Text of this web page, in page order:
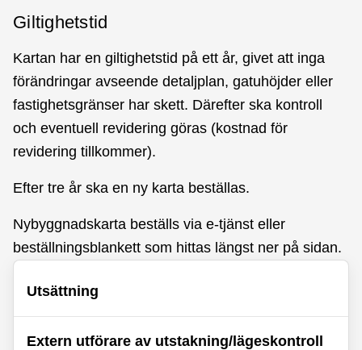
Giltighetstid
Kartan har en giltighetstid på ett år, givet att inga
förändringar avseende detaljplan, gatuhöjder eller
fastighetsgränser har skett. Därefter ska kontroll
och eventuell revidering göras (kostnad för
revidering tillkommer).
Efter tre år ska en ny karta beställas.
Nybyggnadskarta beställs via e-tjänst eller
beställningsblankett som hittas längst ner på sidan.
Utsättning
Extern utförare av utstakning/lägeskontroll